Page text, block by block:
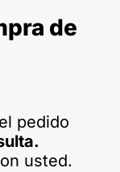
de
pedido
usted.